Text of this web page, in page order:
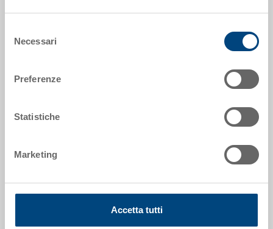
delNecessari
Preferenze
Statistiche
Marketing
Accetta tutti
80-175-0
618 x 418 x 505 mm
|Altri colori su richiesta
Richiedi offerta